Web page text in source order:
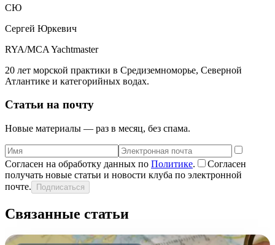
СЮ
Сергей Юркевич
RYA/MCA Yachtmaster
20 лет морской практики в Средиземноморье, Северной
Атлантике и категорийных водах.
Статьи на почту
Новые материалы — раз в месяц, без спама.
Согласен на обработку данных по Политике.
Согласен
получать новые статьи и новости клуба по электронной
почте.
Подписаться
Связанные статьи